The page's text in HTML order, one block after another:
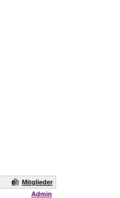
Mitglieder
Admin